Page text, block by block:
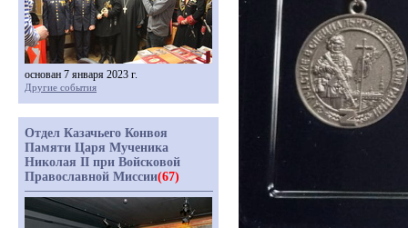
основан 7 января 2023 г.
Другие события
Отдел Казачьего Конвоя
Памяти Царя Мученика
Николая II при Войсковой
Православной Миссии(67)